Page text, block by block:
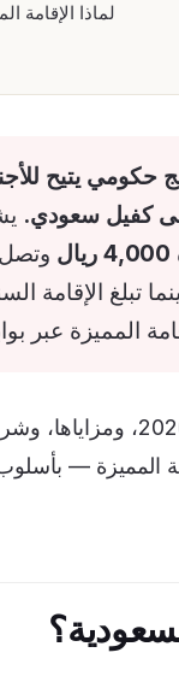
لماذا الإقامة
حكومي يتيح
كفيل سعودي.
4,000 ريال
وتصل
تبلغ الإقامة
المميزة عبر
يشرح هذا الدليل أنواع
المميزة —